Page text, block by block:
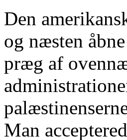
Den
og næsten
præg af
Man